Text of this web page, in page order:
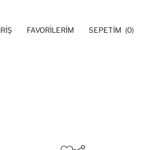
FAVORILERIM SEPETIM (0)